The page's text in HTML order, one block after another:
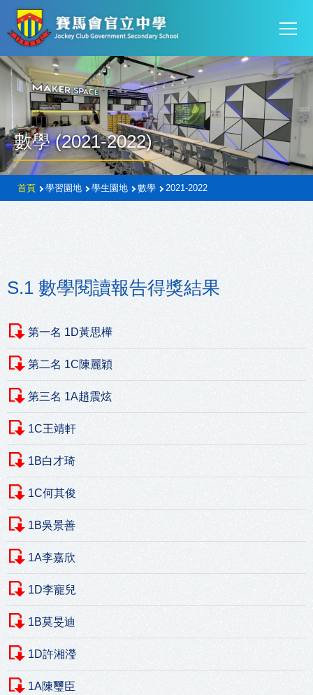
移至主內容
數學 (2021-2022)
導
首頁 學習園地 學生園地 數學 2021-2022
S.1 數學閱讀報告得獎結果
第一名 1D黃思樺
第二名 1C陳麗穎
第三名 1A趙震炫
1C王靖軒
1B白才琦
1C何其俊
1B吳景善
1A李嘉欣
1D李寵兒
1B莫旻迪
1D許湘瀅
1A陳璽臣